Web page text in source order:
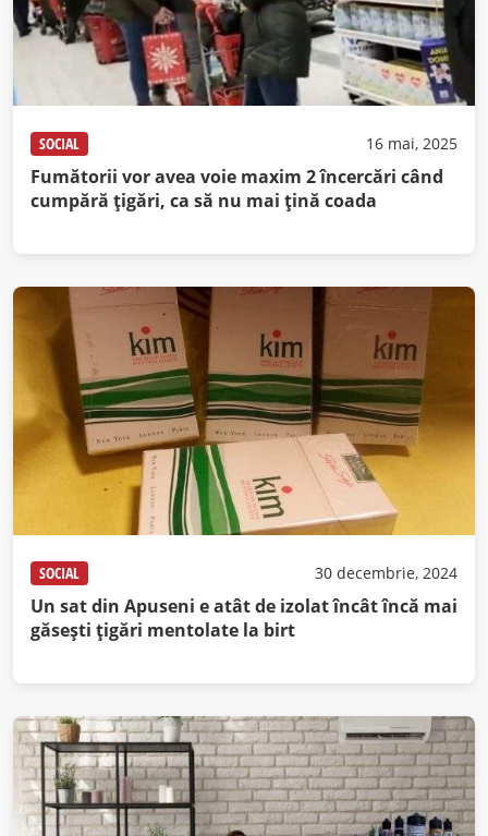
SOCIAL 16 mai, 2025
Fumătorii vor avea voie maxim 2 încercări când
cumpără țigări, ca să nu mai țină coada
SOCIAL 30 decembrie, 2024
Un sat din Apuseni e atât de izolat încât încă mai
găsești țigări mentolate la birt